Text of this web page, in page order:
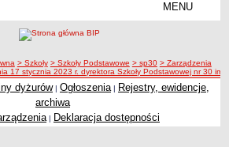
MENU
Naukowe
> Szkoły > Szkoły Podstawowe > sp30 > Zarządzenia
17 stycznia 2023 r. dyrektora Szkoły Podstawowej nr 30
dyżurów| Ogłoszenia | Rejestry, ewidencje,
archiwa
| Deklaracja dostępności